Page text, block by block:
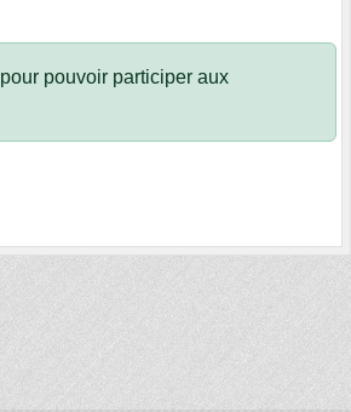
pour pouvoir participer aux